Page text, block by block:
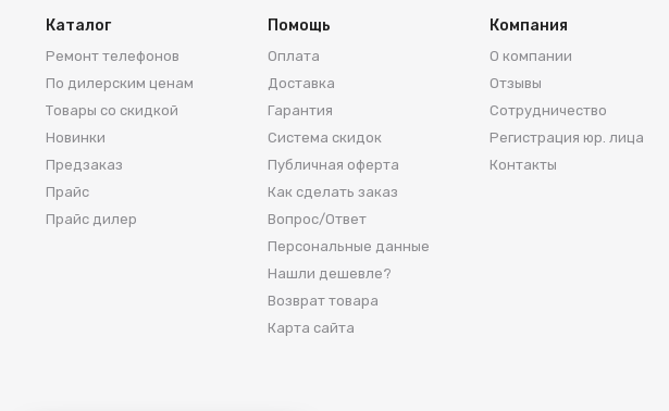
Каталог
Ремонт телефонов
По дилерским ценам
Товары со скидкой
Новинки
Предзаказ
Прайс
Прайс дилер
Помощь
Оплата
Доставка
Гарантия
Система скидок
Публичная оферта
Как сделать заказ
Вопрос/Ответ
Персональные данные
Нашли дешевле?
Возврат товара
Карта сайта
Компания
О компании
Отзывы
Сотрудничество
Регистрация юр. лица
Контакты